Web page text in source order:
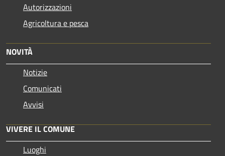
Autorizzazioni
Agricoltura e pesca
NOVITÀ
Notizie
Comunicati
Avvisi
VIVERE IL COMUNE
Luoghi